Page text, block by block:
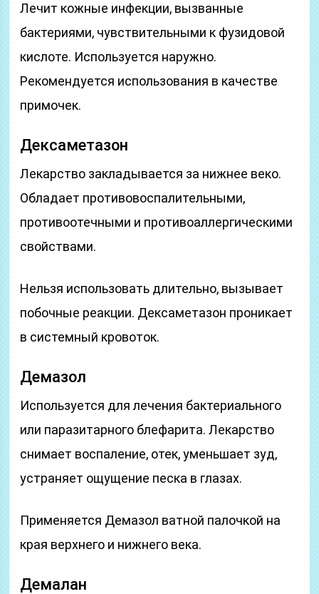
Лечит кожные инфекции, вызванные
бактериями, чувствительными к фузидовой
кислоте. Используется наружно.
Рекомендуется использования в качестве
примочек.
Дексаметазон
Лекарство закладывается за нижнее веко.
Обладает противовоспалительными,
противоотечными и противоаллергическими
свойствами.
Нельзя использовать длительно, вызывает
побочные реакции. Дексаметазон проникает
в системный кровоток.
Демазол
Используется для лечения бактериального
или паразитарного блефарита. Лекарство
снимает воспаление, отек, уменьшает зуд,
устраняет ощущение песка в глазах.
Применяется Демазол ватной палочкой на
края верхнего и нижнего века.
Демалан